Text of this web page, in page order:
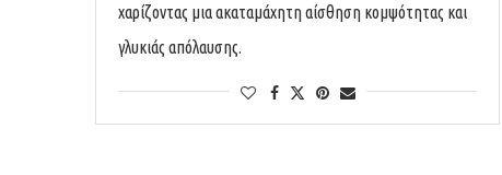
χαρίζοντας μια ακαταμάχητη αίσθηση κομψότητας και
γλυκιάς απόλαυσης.